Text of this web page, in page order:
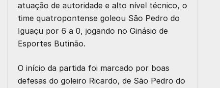
atuação de autoridade e alto nível técnico, o
time quatropontense goleou São Pedro do
Iguaçu por 6 a 0, jogando no Ginásio de
Esportes Butinão.
O início da partida foi marcado por boas
defesas do goleiro Ricardo, de São Pedro do